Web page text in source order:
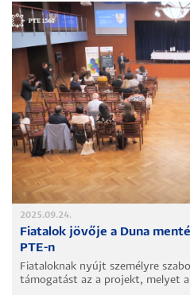
2025.09.24.
Fiatalok jövője a Duna
PTE-n
Fiataloknak nyújt személyre
támogatást az a projekt, melyet a